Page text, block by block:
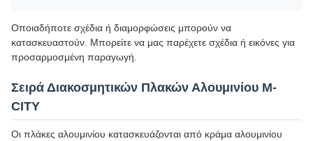
Οποιαδήποτε σχέδια ή διαμορφώσεις μπορούν να
κατασκευαστούν. Μπορείτε να μας παρέχετε σχέδια ή εικόνες για
προσαρμοσμένη παραγωγή.
Σειρά Διακοσμητικών Πλακών Αλουμινίου M-
CITY
Οι πλάκες αλουμινίου κατασκευάζονται από κράμα αλουμινίου